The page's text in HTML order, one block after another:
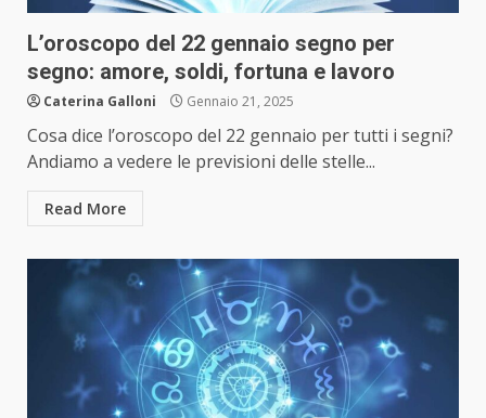
L’oroscopo del 22 gennaio segno per
segno: amore, soldi, fortuna e lavoro
Caterina Galloni Gennaio 21, 2025
Cosa dice l’oroscopo del 22 gennaio per tutti i segni?
Andiamo a vedere le previsioni delle stelle...
Read More